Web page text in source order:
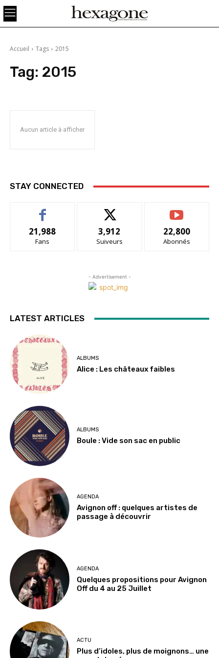
Accueil Tags 2015
Tag: 2015
Aucun article à afficher
STAY CONNECTED
21,988
Fans
3,912
Suiveurs
22,800
Abonnés
- Advertisement -
LATEST ARTICLES
ALBUMS
Alice : Les châteaux faibles
ALBUMS
Boule : Vide son sac en public
AGENDA
Avignon off : quelques artistes de
passage à découvrir
AGENDA
Quelques propositions pour Avignon
Off du 4 au 25 Juillet
ACTU
Plus d’idoles, plus de moignons… une